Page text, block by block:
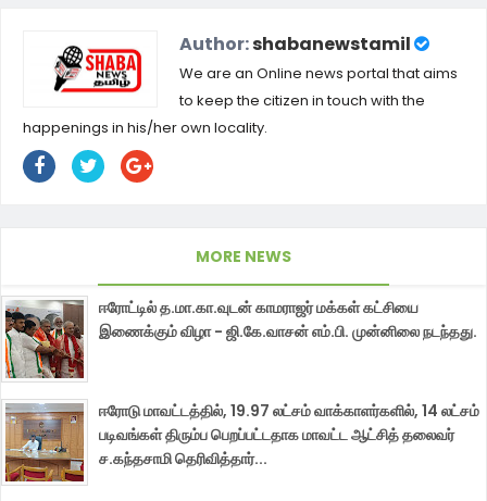
Author:shabanewstamil
We are an Online news portal that aims
to keep the citizen in touch with the
happenings in his/her own locality.
MORE NEWS
ஈரோட்டில் த.மா.கா.வுடன் காமராஜர் மக்கள் கட்சியை
இணைக்கும் விழா - ஜி.கே.வாசன் எம்.பி. முன்னிலை நடந்தது.
ஈரோடு மாவட்டத்தில், 19.97 லட்சம் வாக்காளர்களில், 14 லட்சம்
படிவங்கள் திரும்ப பெறப்பட்டதாக மாவட்ட ஆட்சித் தலைவர்
ச.கந்தசாமி தெரிவித்தார்...